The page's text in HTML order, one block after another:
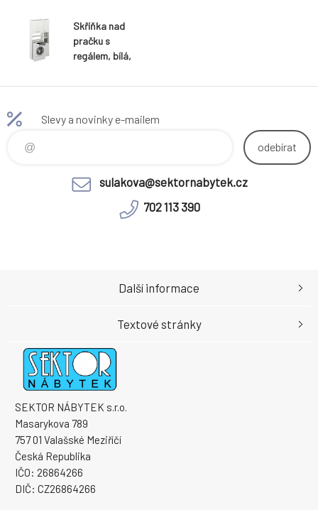
Skříňka nad
pračku s
regálem, bílá,
Slevy a novinky e-mailem
odebírat
sulakova@sektornabytek.cz
702 113 390
SEKTOR NÁBYTEK s.r.o.
Masarykova 789
757 01 Valašské Meziříčí
Česká Republika
IČO: 26864266
DIČ: CZ26864266
Další informace
Textové stránky